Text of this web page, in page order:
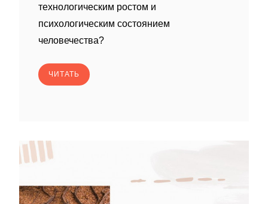
технологическим ростом и
психологическим состоянием
человечества?
ЧИТАТЬ